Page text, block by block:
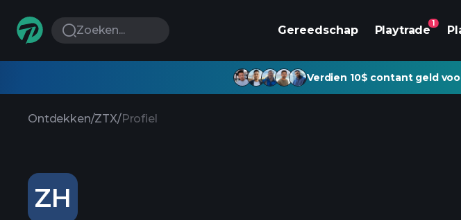
Zoeken... Gereedschap Playtrade
1
Verdien 10$ contant geld
Ontdekken/ZTX/Profiel
ZH